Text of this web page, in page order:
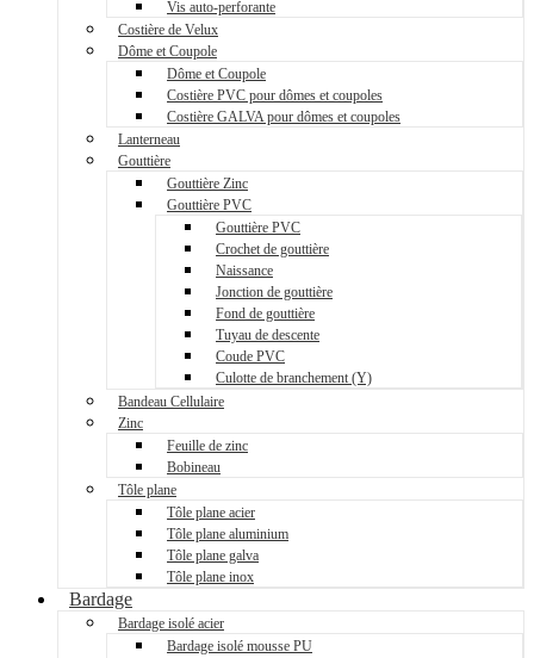
Vis auto-perforante
Costière de Velux
Dôme et Coupole
Dôme et Coupole
Costière PVC pour dômes et coupoles
Costière GALVA pour dômes et coupoles
Lanterneau
Gouttière
Gouttière Zinc
Gouttière PVC
Gouttière PVC
Crochet de gouttière
Naissance
Jonction de gouttière
Fond de gouttière
Tuyau de descente
Coude PVC
Culotte de branchement (Y)
Bandeau Cellulaire
Zinc
Feuille de zinc
Bobineau
Tôle plane
Tôle plane acier
Tôle plane aluminium
Tôle plane galva
Tôle plane inox
Bardage
Bardage isolé acier
Bardage isolé mousse PU